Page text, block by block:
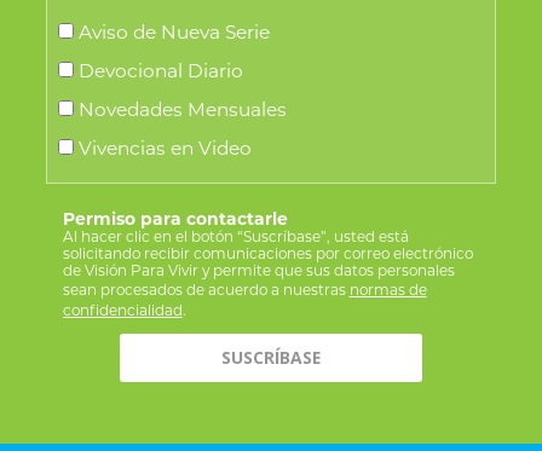
Aviso de Nueva Serie
Devocional Diario
Novedades Mensuales
Vivencias en Video
Permiso para contactarle
Al hacer clic en el botón “Suscríbase”, usted está
solicitando recibir comunicaciones por correo electrónico
de Visión Para Vivir y permite que sus datos personales
sean procesados de acuerdo a nuestras normas de
confidencialidad.